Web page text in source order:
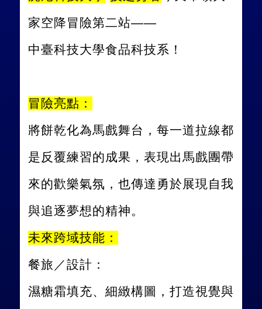
家空降冒險第二站——
中臺科技大學食品科技系！
冒險亮點：
將餅乾化為馬戲舞台，每一道拉線都
是反覆練習的成果，表現出馬戲團帶
來的歡樂氣氛，也傳達勇於展現自我
與追逐夢想的精神。
未來跨域技能：
餐旅／設計：
濕糖霜填充、細緻構圖，打造視覺與